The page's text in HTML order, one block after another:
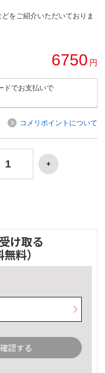
をご紹介いただいておりま
6750 円
ドでお支払いで
コメリポイントについて
け取る
無料）
認する